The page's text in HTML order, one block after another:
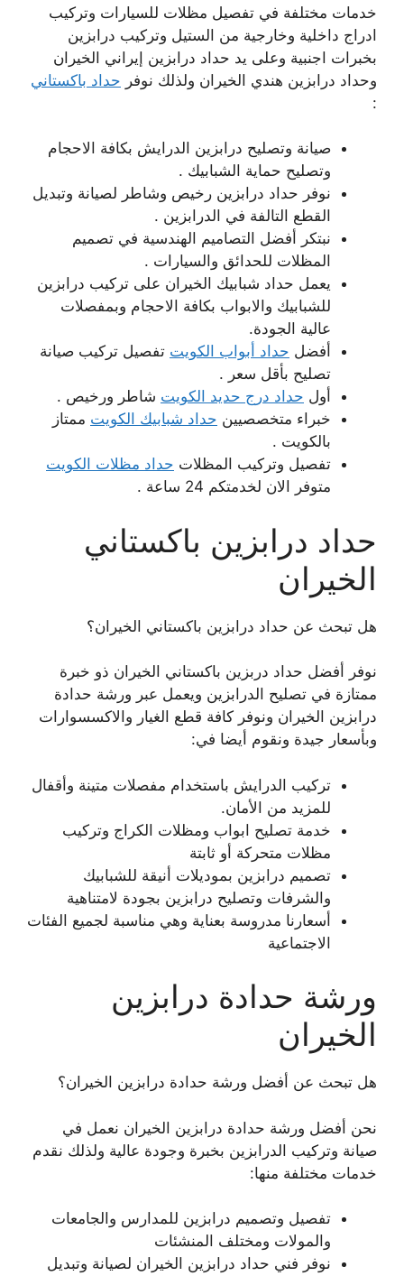
خدمات مختلفة في تفصيل مظلات للسيارات وتركيب
ادراج داخلية وخارجية من الستيل وتركيب درابزين
بخبرات اجنبية وعلى يد حداد درابزين إيراني الخيران
وحداد درابزين هندي الخيران ولذلك نوفر حداد باكستاني
:
صيانة وتصليح درابزين الدرايش بكافة الاحجام
وتصليح حماية الشبابيك .
نوفر حداد درابزين رخيص وشاطر لصيانة وتبديل
القطع التالفة في الدرابزين .
نبتكر أفضل التصاميم الهندسية في تصميم
المظلات للحدائق والسيارات .
يعمل حداد شبابيك الخيران على تركيب درابزين
للشبابيك والابواب بكافة الاحجام وبمفصلات
عالية الجودة.
أفضل حداد أبواب الكويت تفصيل تركيب صيانة
تصليح بأقل سعر .
أول حداد درج حديد الكويت شاطر ورخيص .
خبراء متخصصيين حداد شبابيك الكويت ممتاز
بالكويت .
تفصيل وتركيب المظلات حداد مظلات الكويت
متوفر الان لخدمتكم 24 ساعة .
حداد درابزين باكستاني
الخيران
هل تبحث عن حداد درابزين باكستاني الخيران؟
نوفر أفضل حداد دربزين باكستاني الخيران ذو خبرة
ممتازة في تصليح الدرابزين ويعمل عبر ورشة حدادة
درابزين الخيران ونوفر كافة قطع الغيار والاكسسوارات
وبأسعار جيدة ونقوم أيضا في:
تركيب الدرايش باستخدام مفصلات متينة وأقفال
للمزيد من الأمان.
خدمة تصليح ابواب ومظلات الكراج وتركيب
مظلات متحركة أو ثابتة
تصميم درابزين بموديلات أنيقة للشبابيك
والشرفات وتصليح درابزين بجودة لامتناهية
أسعارنا مدروسة بعناية وهي مناسبة لجميع الفئات
الاجتماعية
ورشة حدادة درابزين
الخيران
هل تبحث عن أفضل ورشة حدادة درابزين الخيران؟
نحن أفضل ورشة حدادة درابزين الخيران نعمل في
صيانة وتركيب الدرابزين بخبرة وجودة عالية ولذلك نقدم
خدمات مختلفة منها:
تفصيل وتصميم درابزين للمدارس والجامعات
والمولات ومختلف المنشئات
نوفر فني حداد درابزين الخيران لصيانة وتبديل